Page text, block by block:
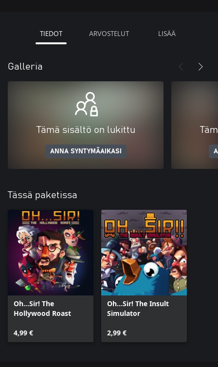
TIEDOT ARVOSTELUT LISÄÄ
Galleria
Tämä sisältö on lukittu
ANNA SYNTYMÄAIKASI
Tässä paketissa
Oh...Sir! The
Hollywood Roast
4,99 €
Oh...Sir! The Insult
Simulator
2,99 €